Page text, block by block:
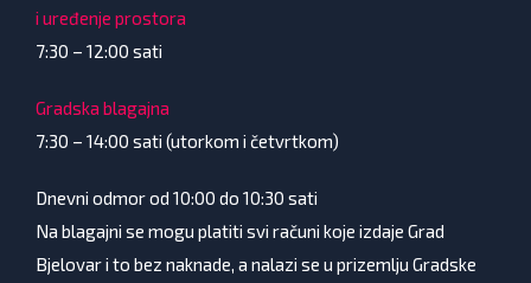
i uređenje prostora
7:30 – 12:00 sati
Gradska blagajna
7:30 – 14:00 sati (utorkom i četvrtkom)
Dnevni odmor od 10:00 do 10:30 sati
Na blagajni se mogu platiti svi računi koje izdaje Grad
Bjelovar i to bez naknade, a nalazi se u prizemlju Gradske